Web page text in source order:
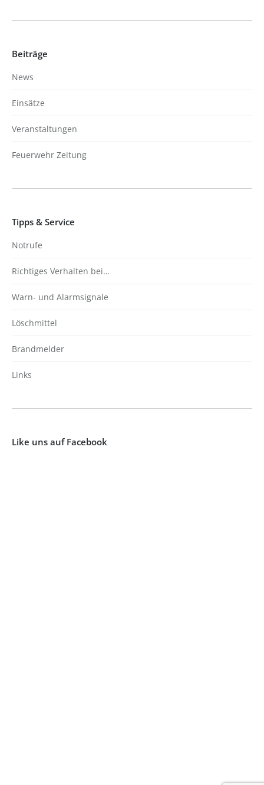
Beiträge
News
Einsätze
Veranstaltungen
Feuerwehr Zeitung
Tipps & Service
Notrufe
Richtiges Verhalten bei…
Warn- und Alarmsignale
Löschmittel
Brandmelder
Links
Like uns auf Facebook